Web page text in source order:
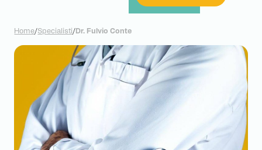
Home/Specialisti/Dr. Fulvio Conte